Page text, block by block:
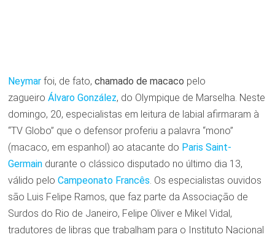
Neymar foi, de fato, chamado de macaco pelo
zagueiro Álvaro González, do Olympique de Marselha. Neste
domingo, 20, especialistas em leitura de labial afirmaram à
“TV Globo” que o defensor proferiu a palavra “mono”
(macaco, em espanhol) ao atacante do Paris Saint-
Germaindurante o clássico disputado no último dia 13,
válido pelo Campeonato Francês . Os especialistas ouvidos
são Luis Felipe Ramos, que faz parte da Associação de
Surdos do Rio de Janeiro, Felipe Oliver e Mikel Vidal,
tradutores de libras que trabalham para o Instituto Nacional